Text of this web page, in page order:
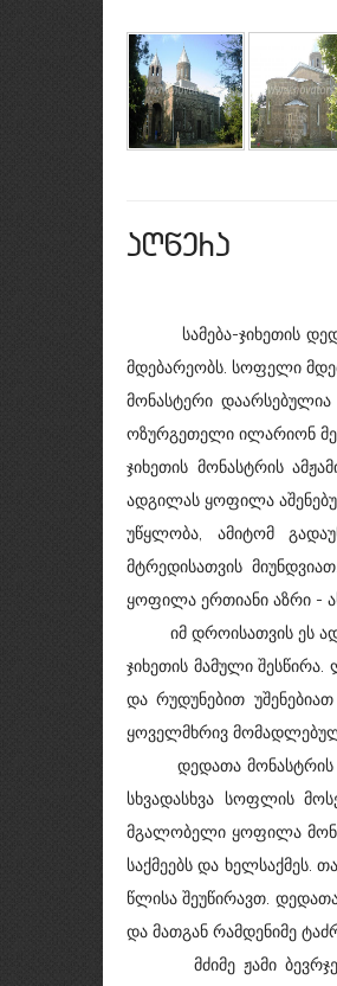
aRwera
სამება-ჯიხეთის
მდებარეობს. სოფელი
მონასტერი
ოზურგეთელი ილარიონ
ჯიხეთის მონასტრის
ადგილას ყოფილა
უწყლობა, ამიტომ
მტრედისათვის
ყოფილა ერთიანი აზრი -
იმ დროისათვის ეს
ჯიხეთის მამული
და რუდუნებით
ყოველმხრივ
დედათა მონასტრის
სხვადასხვა სოფლის
მგალობელი ყოფილა
საქმეებს და ხელსაქმეს.
წლისა შეუწირავთ.
და მათგან რამდენიმე
მძიმე ჟამი ბევრჯერ